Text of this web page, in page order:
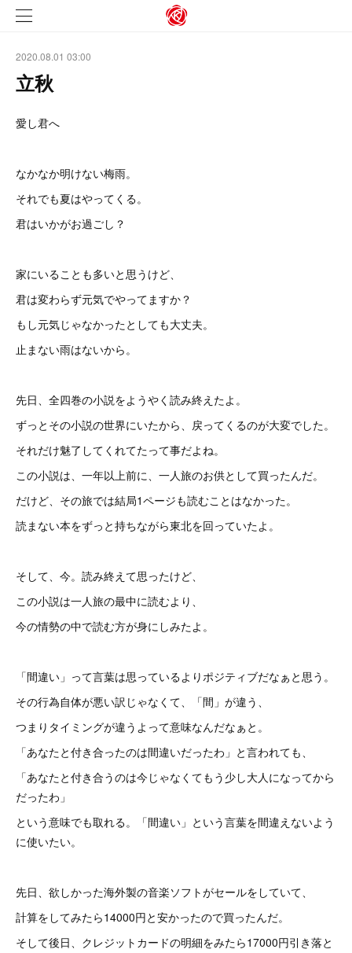
2020.08.01 03:00
立秋
愛し君へ
なかなか明けない梅雨。
それでも夏はやってくる。
君はいかがお過ごし？
家にいることも多いと思うけど、
君は変わらず元気でやってますか？
もし元気じゃなかったとしても大丈夫。
止まない雨はないから。
先日、全四巻の小説をようやく読み終えたよ。
ずっとその小説の世界にいたから、戻ってくるのが大変でした。
それだけ魅了してくれてたって事だよね。
この小説は、一年以上前に、一人旅のお供として買ったんだ。
だけど、その旅では結局1ページも読むことはなかった。
読まない本をずっと持ちながら東北を回っていたよ。
そして、今。読み終えて思ったけど、
この小説は一人旅の最中に読むより、
今の情勢の中で読む方が身にしみたよ。
「間違い」って言葉は思っているよりポジティブだなぁと思う。
その行為自体が悪い訳じゃなくて、「間」が違う、
つまりタイミングが違うよって意味なんだなぁと。
「あなたと付き合ったのは間違いだったわ」と言われても、
「あなたと付き合うのは今じゃなくてもう少し大人になってから
だったわ」
という意味でも取れる。「間違い」という言葉を間違えないよう
に使いたい。
先日、欲しかった海外製の音楽ソフトがセールをしていて、
計算をしてみたら14000円と安かったので買ったんだ。
そして後日、クレジットカードの明細をみたら17000円引き落と